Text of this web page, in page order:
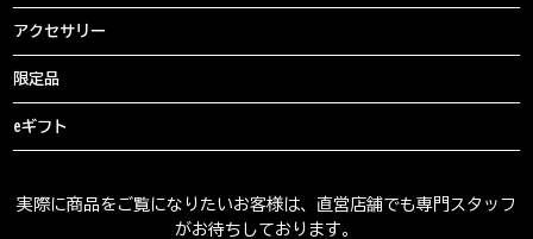
アクセサリー
限定品
eギフト
実際に商品をご覧になりたいお客様は、直営店舗でも専門スタッフ
がお待ちしております。